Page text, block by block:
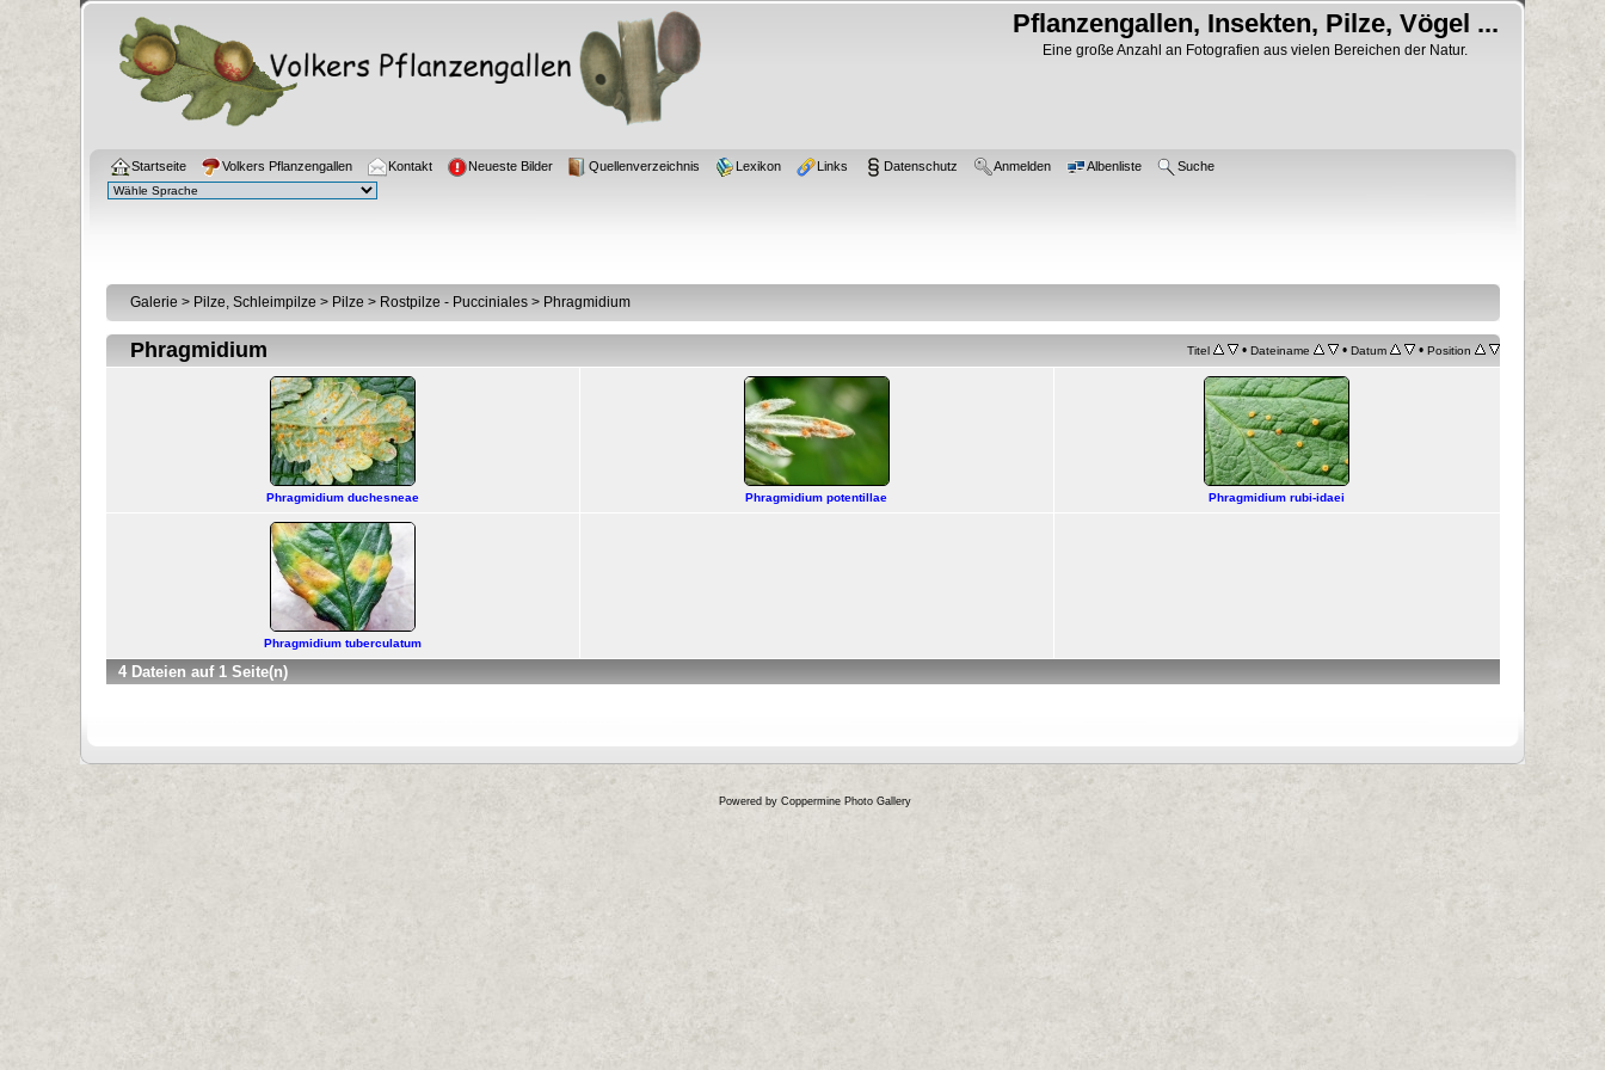
Pflanzengallen, Insekten, Pilze, Vögel ...
Eine große Anzahl an Fotografien aus vielen Bereichen der Natur.
Startseite Volkers Pflanzengallen Kontakt Neueste Bilder Quellenverzeichnis Lexikon Links Datenschutz Anmelden Albenliste Suche
Galerie > Pilze, Schleimpilze > Pilze > Rostpilze - Pucciniales> Phragmidium
Phragmidium Titel • Dateiname • Datum • Position
Phragmidium duchesneae Phragmidium potentillae Phragmidium rubi-idaei
Phragmidium tuberculatum
4 Dateien auf 1 Seite(n)
Powered by Coppermine Photo Gallery